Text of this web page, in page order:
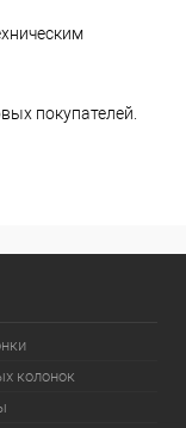
покупателей.
колонок